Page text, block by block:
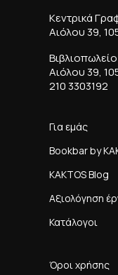
Κεντρικά
Αιόλου 39,
Αιόλου 39,
210 3303192
Για εμάς
Bookbar by
KAKTOS Blog
Αξιολόγηση
Κατάλογοι
Όροι χρήσης